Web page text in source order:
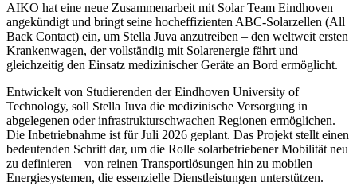
AIKO hat eine neue Zusammenarbeit mit Solar Team Eindhoven
angekündigt und bringt seine hocheffizienten ABC-Solarzellen (All
Back Contact) ein, um Stella Juva anzutreiben – den weltweit ersten
Krankenwagen, der vollständig mit Solarenergie fährt und
gleichzeitig den Einsatz medizinischer Geräte an Bord ermöglicht.
Entwickelt von Studierenden der Eindhoven University of
Technology, soll Stella Juva die medizinische Versorgung in
abgelegenen oder infrastrukturschwachen Regionen ermöglichen.
Die Inbetriebnahme ist für Juli 2026 geplant. Das Projekt stellt einen
bedeutenden Schritt dar, um die Rolle solarbetriebener Mobilität neu
zu definieren – von reinen Transportlösungen hin zu mobilen
Energiesystemen, die essenzielle Dienstleistungen unterstützen.